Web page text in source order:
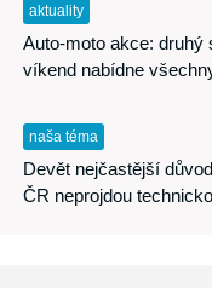
aktuality
Auto-moto akce: druhý
víkend nabídne
naša téma
Devět nejčastější
ČR neprojdou